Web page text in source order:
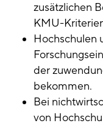
zusätzlichen
KMU-
Hochschulen
der
bekommen.
Bei
von